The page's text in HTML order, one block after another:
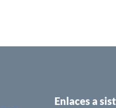
Enlaces a